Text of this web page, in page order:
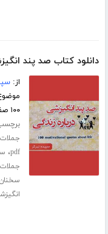
دانلود کتاب صد پند
از:
۱۰۰ صفحه
جملات
pdf،